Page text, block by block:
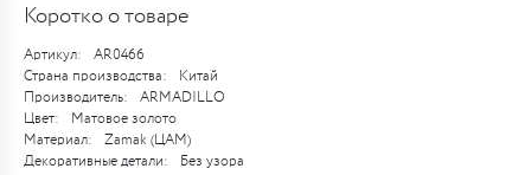
Коротко о товаре
Артикул:
AR0466
Страна производства:
Китай
Производитель:
ARMADILLO
Цвет:
Матовое золото
Материал:
Zamak (ЦАМ)
Декоративные детали:
Без узора